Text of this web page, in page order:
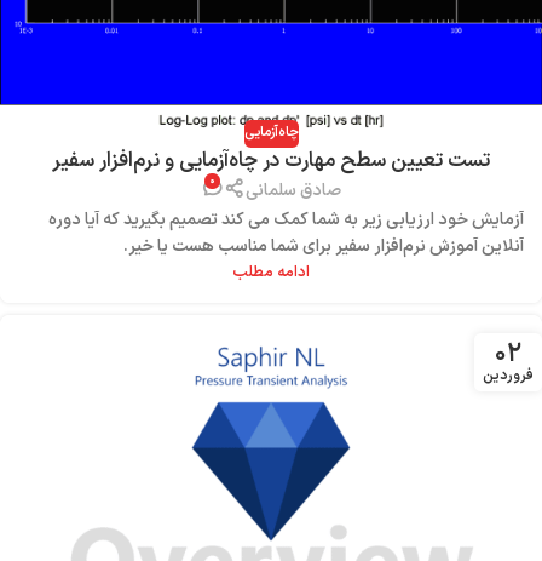
چاه‌آزمایی
تست تعیین سطح مهارت در چاه‌آزمایی و نرم‌افزار سفیر
صادق سلمانی ۰
آزمایش خود ارزیابی زیر به شما کمک می کند تصمیم بگیرید که آیا دوره
آنلاین آموزش نرم‌افزار سفیر برای شما مناسب هست یا خیر.
ادامه مطلب
۰۲
فروردین